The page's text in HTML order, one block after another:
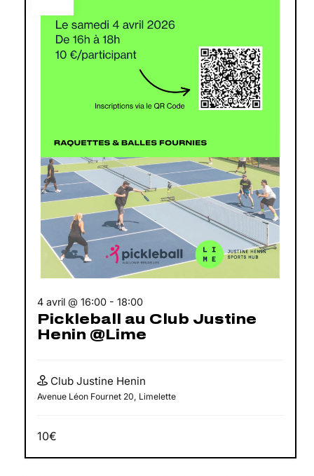
4 avril @ 16:00 - 18:00
Pickleball au Club Justine
Henin @Lime
Club Justine Henin
Avenue Léon Fournet 20, Limelette
10€